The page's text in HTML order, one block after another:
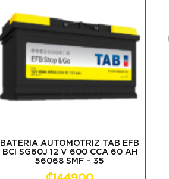
BATERIA AUTOMOTRIZ TAB EFB
BCI SG60J 12 V 600 CCA 60 AH
56068 SMF – 35